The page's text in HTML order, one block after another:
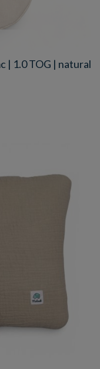
| 1.0 TOG | natural